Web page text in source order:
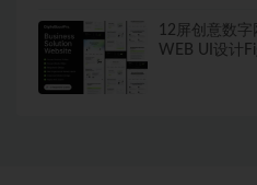
12屏创意数
WEB UI设计